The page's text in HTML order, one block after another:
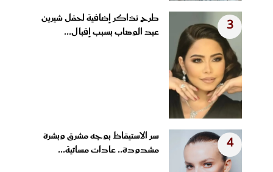
3
طرح تذاكر إضافية لحفل شيرين
عبد الوهاب بسبب إقبال...
4
سر الاستيقاظ بوجه مشرق وبشرة
مشدودة.. عادات مسائية...